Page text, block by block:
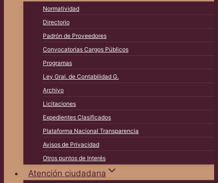
Normatividad
Directorio
Padrón de Proveedores
Convocatorias Cargos Públicos
Programas
Ley Gral. de Contabilidad G.
Archivo
Licitaciones
Expedientes Clasificados
Plataforma Nacional Transparencia
Avisos de Privacidad
Otros puntos de Interés
Atención ciudadana